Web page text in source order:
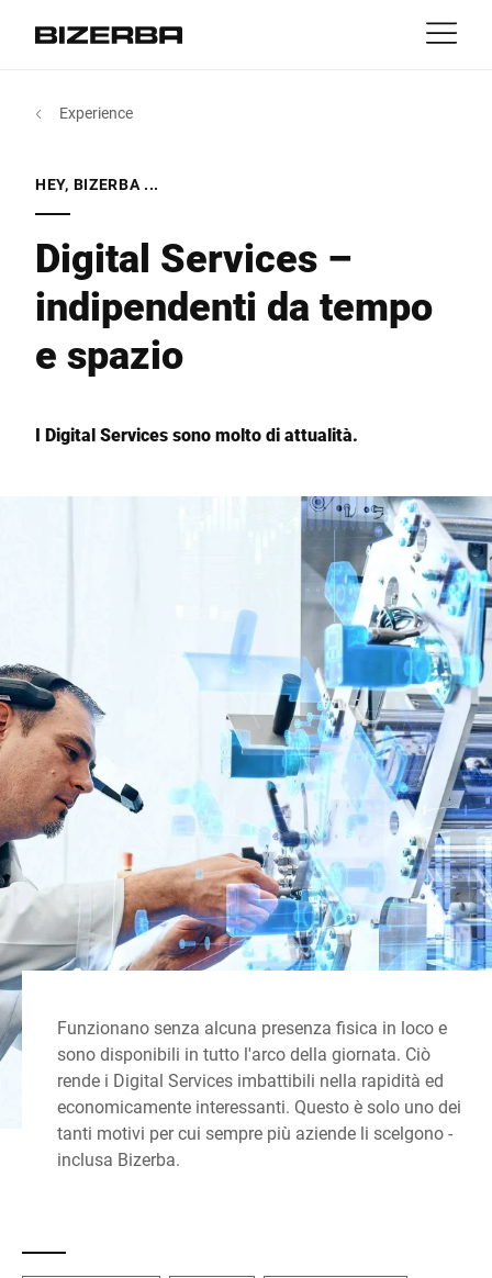
Experience
MyBizerba
America
Asia
Australia
Africa
HEY, BIZERBA ...
Digital Services –
indipendenti da tempo
e spazio
I Digital Services sono molto di attualità.
Funzionano senza alcuna presenza fisica in loco e
sono disponibili in tutto l'arco della giornata. Ciò
rende i Digital Services imbattibili nella rapidità ed
economicamente interessanti. Questo è solo uno dei
tanti motivi per cui sempre più aziende li scelgono -
inclusa Bizerba.
Experience